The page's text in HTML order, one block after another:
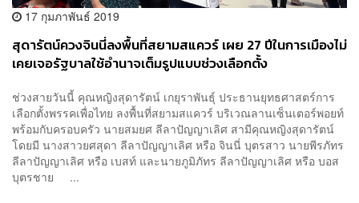
17 กุมภาพันธ์ 2019
สุดารัตน์ควงจินนี่ลงพื้นที่สยามสแควร์ เผย 27 ปีในการเมืองไม่
เคยเจอรัฐบาลใช้อำนาจเต็มรูปแบบช่วงเลือกตั้ง
ช่วงสายวันนี้ คุณหญิงสุดารัตน์ เกยุราพันธุ์ ประธานยุทธศาสตร์การ
เลือกตั้งพรรคเพื่อไทย ลงพื้นที่สยามสแควร์ บริเวณลานเซ็นเตอร์พอยท์
พร้อมกับครอบครัว นายสมยศ ลีลาปัญญาเลิศ สามีคุณหญิงสุดารัตน์
โดยมี นางสาวยศสุดา ลีลาปัญญาเลิศ หรือ จินนี่ บุตรสาว นายพีรภัทร
ลีลาปัญญาเลิศ หรือ เบสท์ และนายภูมิภัทร ลีลาปัญญาเลิศ หรือ บอส
บุตรชาย ...